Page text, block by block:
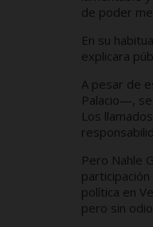
de poder
En su
explicara
A pesar de
Palacio—,
Los
Pero Nahle
política en
pero sin